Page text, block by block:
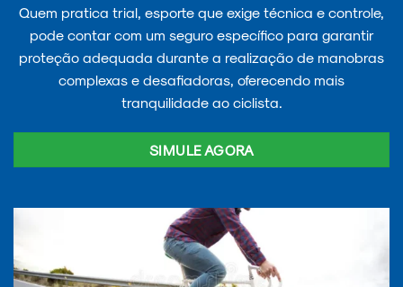
Quem pratica trial, esporte que exige técnica e controle,
pode contar com um seguro específico para garantir
proteção adequada durante a realização de manobras
complexas e desafiadoras, oferecendo mais
tranquilidade ao ciclista.
SIMULE AGORA